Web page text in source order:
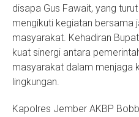
disapa Gus Fawait, yang
mengikuti kegiatan bersama
masyarakat. Kehadiran
kuat sinergi antara
masyarakat dalam menjaga
lingkungan.
Kapolres Jember AKBP